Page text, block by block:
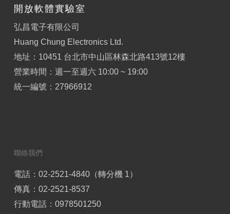
開放軟體實驗室
弘昌電子有限公司
Huang Chung Electronics Ltd.
地址：10451 台北市中山區林森北路413號12樓
營業時間：週一至週六 10:00 ~ 19:00
統一編號：27966912
聯絡我們
電話：02-2521-4840（轉分機 1）
傳真：02-2521-8537
行動電話：0978501250